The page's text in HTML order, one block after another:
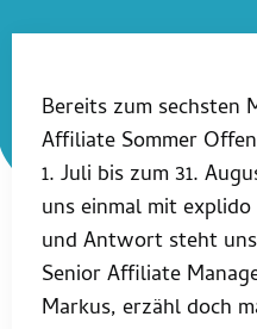
Bereits zum sechsten
Affiliate Sommer
1. Juli bis zum 31.
uns einmal mit
und Antwort steht
Senior Affiliate
Markus, erzähl doch